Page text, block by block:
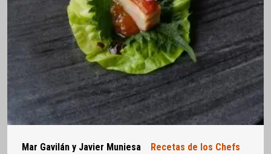
Mar Gavilán y Javier Muniesa Recetas de los Chefs